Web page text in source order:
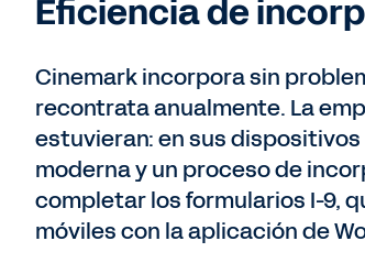
Eficiencia de
Cinemark incorpora sin
recontrata anualmente. La
estuvieran: en sus
moderna y un proceso de
completar los formularios I-9,
móviles con la aplicación de